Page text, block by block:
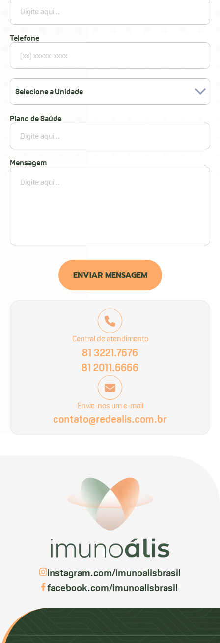
Telefone
Selecione a Unidade
Plano de Saúde
Mensagem
ENVIAR MENSAGEM
Central de atendimento
81 3221.7676
81 2011.6666
Envie-nos um e-mail
contato@redealis.com.br
instagram.com/imunoalisbrasil
facebook.com/imunoalisbrasil